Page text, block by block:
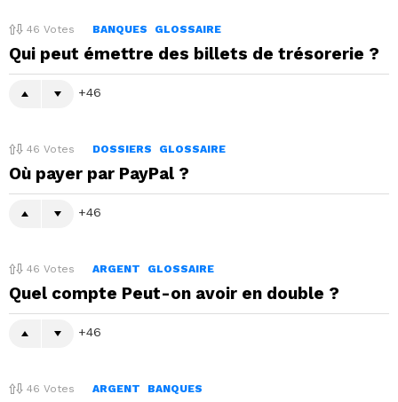
46 Votes BANQUES GLOSSAIRE
Qui peut émettre des billets de trésorerie ?
46
46 Votes DOSSIERS GLOSSAIRE
Où payer par PayPal ?
46
46 Votes ARGENT GLOSSAIRE
Quel compte Peut-on avoir en double ?
46
46 Votes ARGENT BANQUES